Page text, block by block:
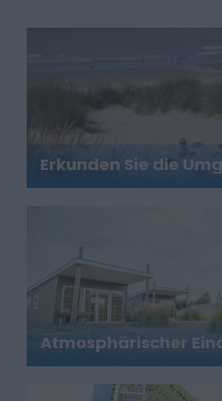
Erkunden Sie die
Atmosphärischer